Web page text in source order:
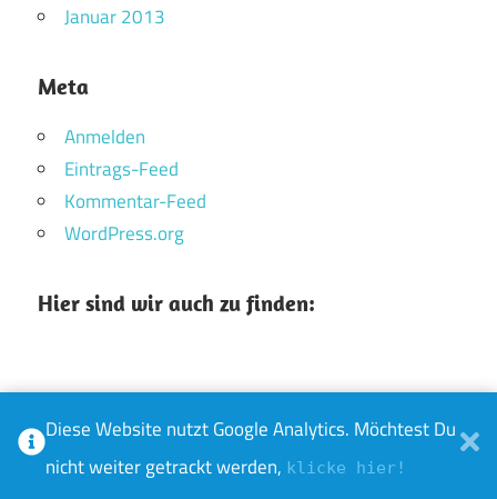
Januar 2013
Meta
Anmelden
Eintrags-Feed
Kommentar-Feed
WordPress.org
Hier sind wir auch zu finden:
WordPress-Theme: Maxwell von ThemeZee.
Diese Website nutzt Google Analytics. Möchtest Du
nicht weiter getrackt werden, klicke hier!